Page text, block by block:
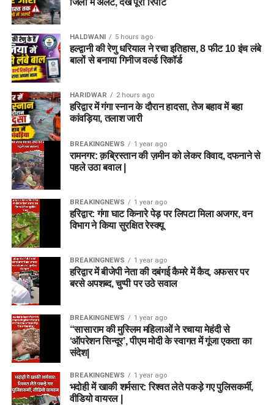
HALDWANI 5 hours ago
हल्द्वानी की रेणु धरियाल ने रचा इतिहास, 8 फीट 10 इंच लंबे
बालों से बनाया गिनीज वर्ल्ड रिकॉर्ड
HARIDWAR 2 hours ago
हरिद्वार में गंगा स्नान के दौरान हादसा, तेज बहाव में बहा
कांवड़िया, तलाश जारी
BREAKINGNEWS 1 year ago
रामनगर: क़ब्रिस्तान की ज़मीन को लेकर विवाद, दफनाने से
पहले उठा बवाल |
BREAKINGNEWS 1 year ago
हरिद्वार: गंगा घाट किनारे पेड़ पर लिपटा मिला अजगर, वन
विभाग ने किया सुरक्षित रेस्क्यू
BREAKINGNEWS 1 year ago
हरिद्वार में बीजेपी नेता की दबंगई कैमरे में कैद, अफसर पर
बरसे अपशब्द, चुप्पी पर उठे सवाल
BREAKINGNEWS 1 year ago
“सासाराम की मुस्लिम महिलाओं ने रचाया मेहंदी से
‘ऑपरेशन सिन्दूर’, पीएम मोदी के स्वागत में गूंजा एकता का
संदेश|
BREAKINGNEWS 1 year ago
भदोही में खाकी शर्मसार: रिश्वत लेते पकड़े गए पुलिसकर्मी,
वीडियो वायरल |